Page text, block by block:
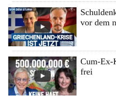
vor dem
Cum-Ex-
frei